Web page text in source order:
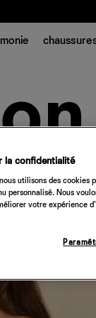
la confidentialité
utilisons des
personnalisé. Nous
votre expérience